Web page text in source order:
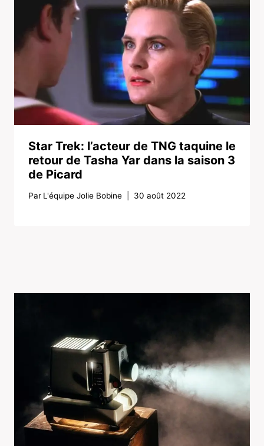
Star Trek: l’acteur de TNG taquine le
retour de Tasha Yar dans la saison 3
de Picard
Par L'équipe Jolie Bobine 30 août 2022